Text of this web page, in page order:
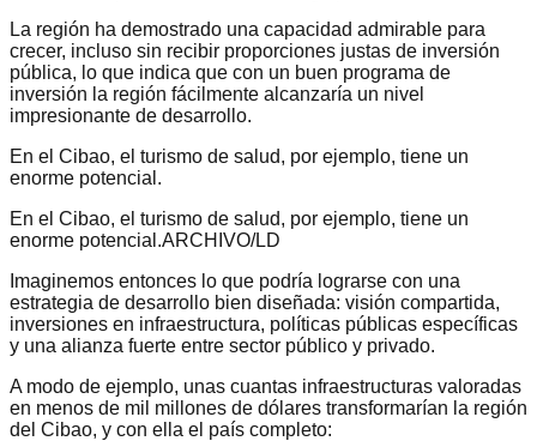
La región ha demostrado una capacidad admirable para
crecer, incluso sin recibir proporciones justas de inversión
pública, lo que indica que con un buen programa de
inversión la región fácilmente alcanzaría un nivel
impresionante de desarrollo.
En el Cibao, el turismo de salud, por ejemplo, tiene un
enorme potencial.
En el Cibao, el turismo de salud, por ejemplo, tiene un
enorme potencial.ARCHIVO/LD
Imaginemos entonces lo que podría lograrse con una
estrategia de desarrollo bien diseñada: visión compartida,
inversiones en infraestructura, políticas públicas específicas
y una alianza fuerte entre sector público y privado.
A modo de ejemplo, unas cuantas infraestructuras valoradas
en menos de mil millones de dólares transformarían la región
del Cibao, y con ella el país completo: